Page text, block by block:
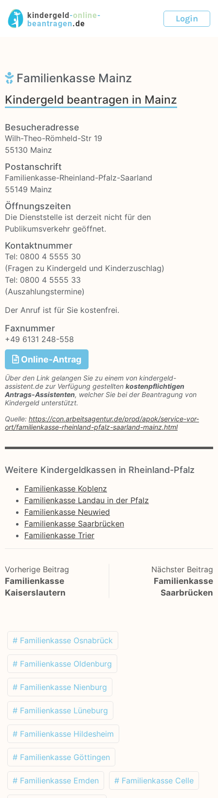
kindergeld-online-
beantragen.de Login
Familienkasse Mainz
Kindergeld beantragen in Mainz
Besucheradresse
Wilh-Theo-Römheld-Str 19
55130 Mainz
Postanschrift
Familienkasse-Rheinland-Pfalz-Saarland
55149 Mainz
Öffnungszeiten
Die Dienststelle ist derzeit nicht für den
Publikumsverkehr geöffnet.
Kontaktnummer
Tel: 0800 4 5555 30
(Fragen zu Kindergeld und Kinderzuschlag)
Tel: 0800 4 5555 33
(Auszahlungstermine)
Der Anruf ist für Sie kostenfrei.
Faxnummer
+49 6131 248-558
Online-Antrag
Über den Link gelangen Sie zu einem von kindergeld-
assistent.de zur Verfügung gestellten kostenpflichtigen
Antrags-Assistenten, welcher Sie bei der Beantragung von
Kindergeld unterstützt.
Quelle: https://con.arbeitsagentur.de/prod/apok/service-vor-
ort/familienkasse-rheinland-pfalz-saarland-mainz.html
Weitere Kindergeldkassen in Rheinland-Pfalz
Familienkasse Koblenz
Familienkasse Landau in der Pfalz
Familienkasse Neuwied
Familienkasse Saarbrücken
Familienkasse Trier
Vorherige Beitrag
Familienkasse
Kaiserslautern
Nächster Beitrag
Familienkasse
Saarbrücken
# Familienkasse Osnabrück
# Familienkasse Oldenburg
# Familienkasse Nienburg
# Familienkasse Lüneburg
# Familienkasse Hildesheim
# Familienkasse Göttingen
# Familienkasse Emden # Familienkasse Celle